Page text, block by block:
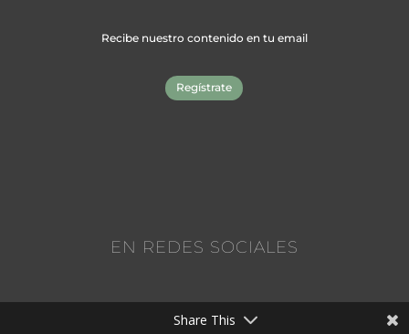
Recibe nuestro contenido en tu email
Regístrate
EN REDES SOCIALES
Share This